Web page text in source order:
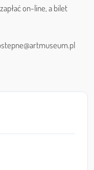
on-line, a bilet